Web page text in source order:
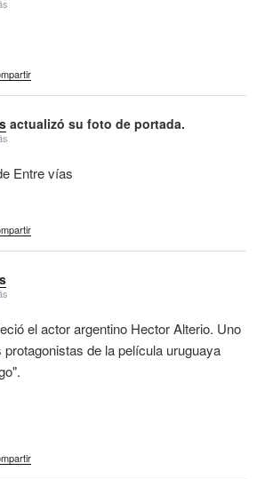
actualizó su foto de portada.
Entre vías
el actor argentino Hector Alterio. Uno
de la película uruguaya